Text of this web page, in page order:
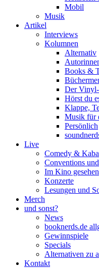
Mobil
Musik
Artikel
Interviews
Kolumnen
Alternativ
Books &
Der
Hörst du
Klappe,
Musik für
Persönlich
Live
Comedy &
Conventions
Im Kino gesehen
Konzerte
Lesungen und
Merch
und sonst?
News
booknerds.de
Gewinnspiele
Specials
Alternativen zu
Kontakt